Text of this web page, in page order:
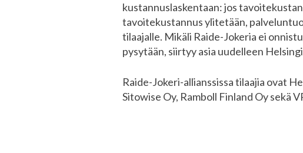
kustannuslaskentaan: jos
tavoitekustannus ylitetään,
tilaajalle. Mikäli Raide-Jokeria ei
pysytään, siirtyy asia uudelleen
Raide-Jokeri-allianssissa tilaajia ovat
Sitowise Oy, Ramboll Finland Oy sekä